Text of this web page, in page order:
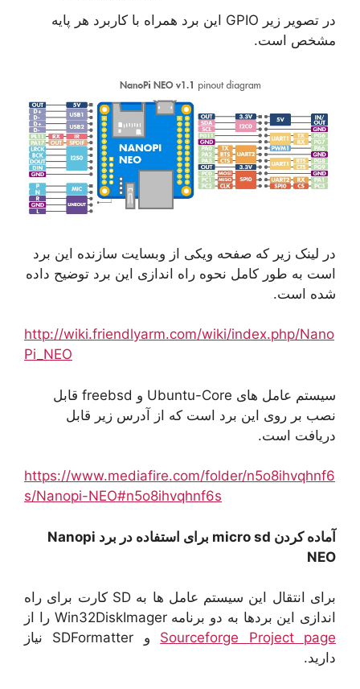
در تصویر زیر GPIO این برد همراه با کاربرد هر پایه
مشخص است.
در لینک زیر که صفحه ویکی از وبسایت سازنده این برد
است به طور کامل نحوه راه اندازی این برد توضیح داده
شده است.
http://wiki.friendlyarm.com/wiki/index.php/Nano
Pi_NEO
سیستم عامل های Ubuntu-Core و freebsd قابل
نصب بر روی این برد است که از آدرس زیر قابل
دریافت است.
https://www.mediafire.com/folder/n5o8ihvqhnf6
s/Nanopi-NEO#n5o8ihvqhnf6s
آماده کردن micro sd برای استفاده در برد Nanopi
NEO
برای انتقال این سیستم عامل ها به SD کارت برای راه
اندازی این بردها به دو برنامه Win32DiskImager را از
Sourceforge Project page
و SDFormatter نیاز
دارید.